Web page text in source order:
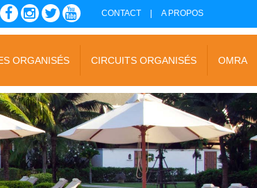
CONTACT A PROPOS
ORGANISÉS CIRCUITS ORGANISÉS OMRA